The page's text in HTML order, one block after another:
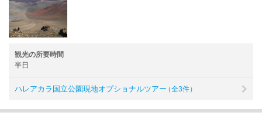
観光の所要時間
半日
ハレアカラ国立公園現地オプショナルツアー（全3件）